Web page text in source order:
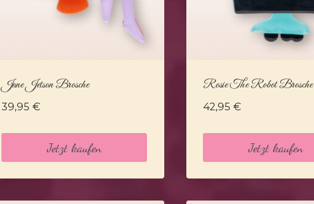
Jane Jetson Brosche
39,95 €
Jetzt kaufen
Rosie The Robot Brosche
42,95€
Jetzt kaufen